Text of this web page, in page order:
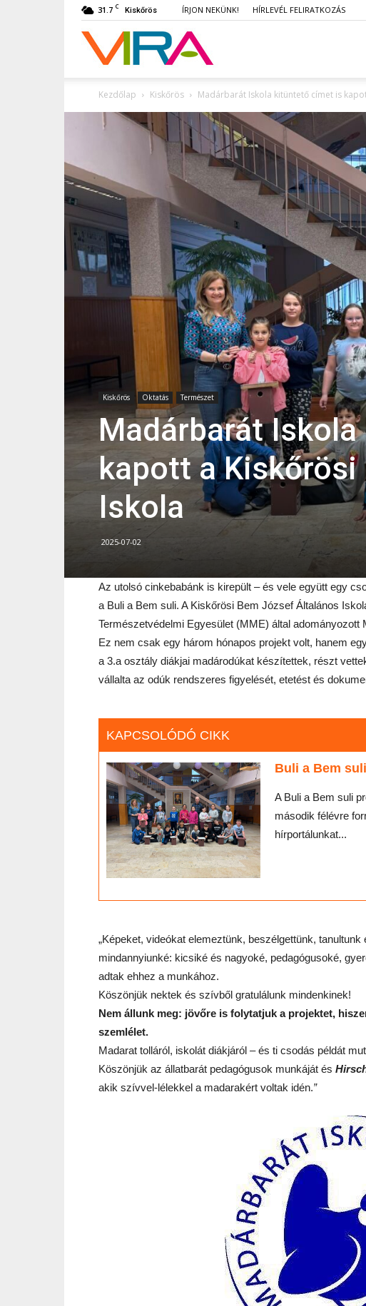
31.7 C Kiskőrös ÍRJON NEKÜNK! HÍRLEVÉL FELIRATKOZÁS
VIRA
Kezdőlap Kiskőrös Madárbarát Iskola kitüntető címet is
Kiskőrös Oktatás Természet
Madárbarát
kapott a
Iskola
2025-07-02
Az utolsó cinkebabánk is kirepült – és vele együtt egy
a Buli a Bem suli. A Kiskőrösi Bem József Általános
Természetvédelmi Egyesület (MME) által adományozott
Ez nem csak egy három hónapos projekt volt, hanem
a 3.a osztály diákjai madárodúkat készítettek, részt
vállalta az odúk rendszeres figyelését, etetést és
KAPCSOLÓDÓ CIKK
Buli a Bem
A Buli a Bem suli
második félévre
hírportálunkat...
„Képeket, videókat elemeztünk, beszélgettünk,
mindannyiunké: kicsiké és nagyoké, pedagógusoké,
adtak ehhez a munkához.
Köszönjük nektek és szívből gratulálunk mindenkinek!
Nem állunk meg: jövőre is folytatjuk a projektet,
szemlélet.
Madarat tolláról, iskolát diákjáról – és ti csodás példát
Köszönjük az állatbarát pedagógusok munkáját és
akik szívvel-lélekkel a madarakért voltak idén.”